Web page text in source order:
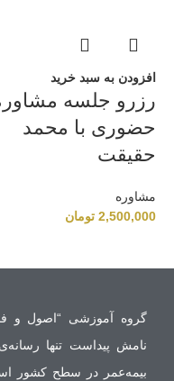
افزودن به سبد خرید
رزرو جلسه
حضوری با محمد
حقیقت
مشاوره‌
2,500,000 تومان
گروه آموزشی “اصول و
نامش پیداست تنها
بیمه‌عمر در سطح کشور